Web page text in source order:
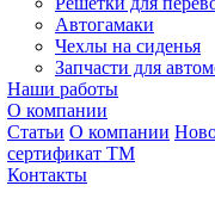
Автогамаки
Чехлы на сиденья
Запчасти для
Наши работы
О компании
Статьи О компании
сертификат ТМ
Контакты